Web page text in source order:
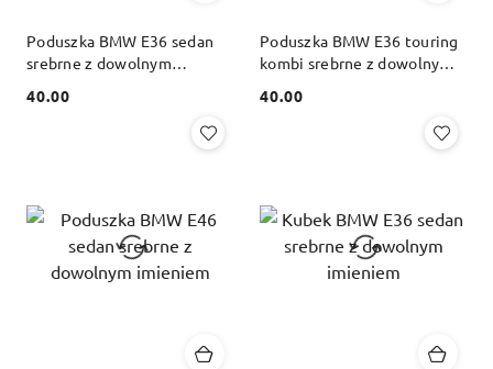
Poduszka BMW E36 sedan
srebrne z dowolnym
Cena:
40.00
Poduszka BMW E36 touring
kombi srebrne z dowolnym
Cena:
40.00